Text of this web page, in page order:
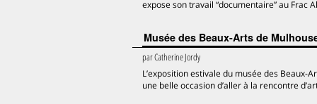
expose son travail “documentaire” au Frac
Musée des Beaux-Arts de
parCatherine Jordy
L’exposition estivale du musée des Beaux-
une belle occasion d’aller à la rencontre